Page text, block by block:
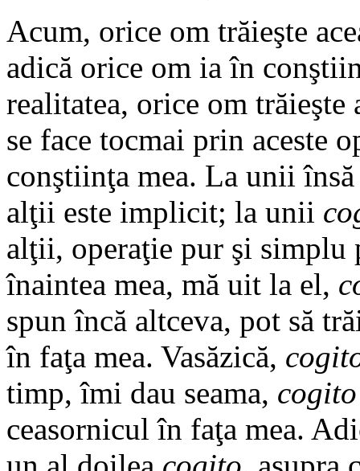
Acum, orice om trăieşte
adică orice om ia în
realitatea, orice om trăieşte
se face tocmai prin aceste
conştiinţa mea. La unii
alţii este implicit; la unii
alţii, operaţie pur şi simplu
înaintea mea, mă uit la el,
spun încă altceva, pot să
în faţa mea. Vasăzică,
timp, îmi dau seama, cogito
ceasornicul în faţa mea.